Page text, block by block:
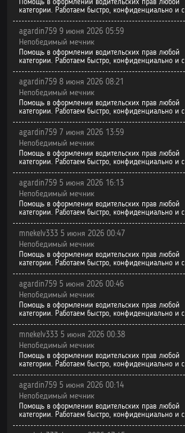
Помощь в оформлении водительских прав любой
категории. Работаем быстро, конфиденциально и с
agardin759 9 июня 2026 05:59
Непобедимый мечник
Помощь в оформлении водительских прав любой
категории. Работаем быстро, конфиденциально и с
agardin759 8 июня 2026 08:21
Непобедимый мечник
Помощь в оформлении водительских прав любой
категории. Работаем быстро, конфиденциально и с
agardin759 7 июня 2026 13:59
Непобедимый мечник
Помощь в оформлении водительских прав любой
категории. Работаем быстро, конфиденциально и с
agardin759 5 июня 2026 16:13
Непобедимый мечник
Помощь в оформлении водительских прав любой
категории. Работаем быстро, конфиденциально и с
mnekelv333 5 июня 2026 00:47
Непобедимый мечник
Помощь в оформлении водительских прав любой
категории. Работаем быстро, конфиденциально и с
agardin759 5 июня 2026 00:46
Непобедимый мечник
Помощь в оформлении водительских прав любой
категории. Работаем быстро, конфиденциально и с
mnekelv333 5 июня 2026 00:38
Непобедимый мечник
Помощь в оформлении водительских прав любой
категории. Работаем быстро, конфиденциально и с
agardin759 5 июня 2026 00:14
Непобедимый мечник
Помощь в оформлении водительских прав любой
категории. Работаем быстро, конфиденциально и с